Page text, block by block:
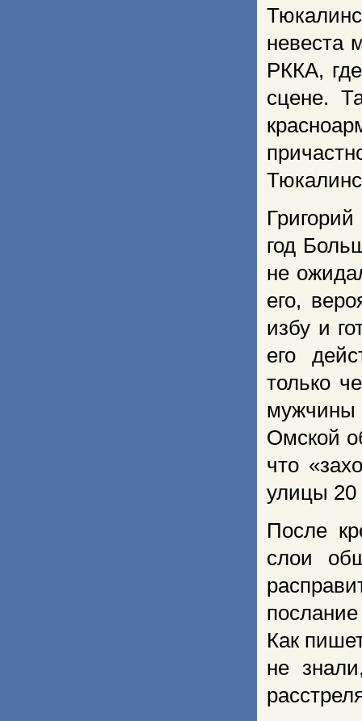
невеста
РККА,
сцене.
год
не
его,
избу и
его
только
Омской
что
улицы 20
После
слои
Как
не